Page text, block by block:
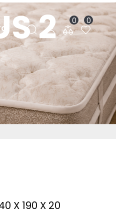
0 0
2
X 190 X 20